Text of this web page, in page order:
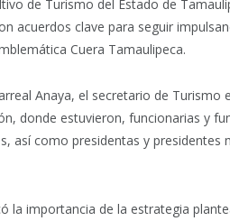
de Turismo del Estado de
acuerdos clave para seguir
Cuera Tamaulipeca.
Anaya, el secretario de Turismo
donde estuvieron, funcionarias y
así como presidentas y presidentes
la importancia de la estrategia